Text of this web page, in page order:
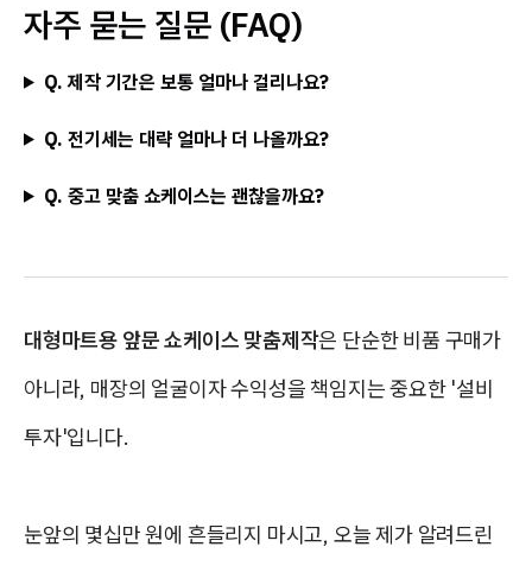
자주 묻는 질문 (FAQ)
Q. 제작 기간은 보통 얼마나 걸리나요?
Q. 전기세는 대략 얼마나 더 나올까요?
Q. 중고 맞춤 쇼케이스는 괜찮을까요?
대형마트용 앞문 쇼케이스 맞춤제작은 단순한 비품 구매가
아니라, 매장의 얼굴이자 수익성을 책임지는 중요한 '설비
투자'입니다.
눈앞의 몇십만 원에 흔들리지 마시고, 오늘 제가 알려드린